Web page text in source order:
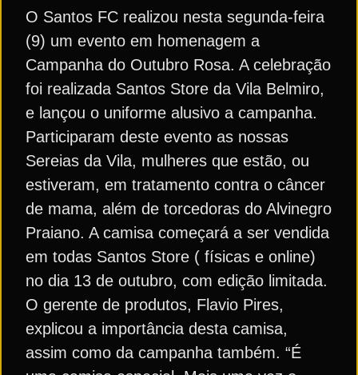
O Santos FC realizou nesta segunda-feira
(9) um evento em homenagem a
Campanha do Outubro Rosa. A celebração
foi realizada Santos Store da Vila Belmiro,
e lançou o uniforme alusivo a campanha.
Participaram deste evento as nossas
Sereias da Vila, mulheres que estão, ou
estiveram, em tratamento contra o câncer
de mama, além de torcedoras do Alvinegro
Praiano. A camisa começará a ser vendida
em todas Santos Store ( físicas e online)
no dia 13 de outubro, com edição limitada.
O gerente de produtos, Flavio Pires,
explicou a importância desta camisa,
assim como da campanha também. “É